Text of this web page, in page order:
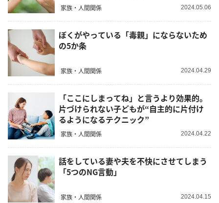
家族・人間関係 2024.05.06
ぼくがやっている「毒親」にならないため
の5か条
家族・人間関係 2024.04.29
「ここにしまってね」と言うより効果的。
片づけられない子どもが“自主的に片付け
るようになるテクニック”
家族・人間関係 2024.04.22
話をしている妻や夫を不快にさせてしまう
「5つのNG言動」
家族・人間関係 2024.04.15